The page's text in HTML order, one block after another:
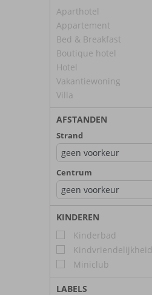
Aparthotel
Appartement
Bed & Breakfast
Boutique hotel
Hotel
Vakantiewoning
Villa
AFSTANDEN
Strand
Centrum
KINDEREN
Kinderbad
Kindvriendelijkheid
Miniclub
LABELS